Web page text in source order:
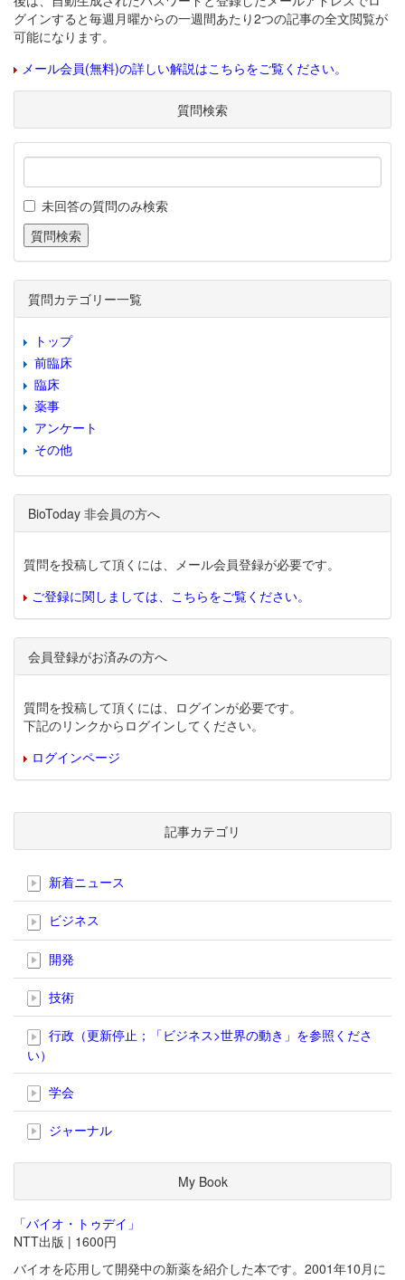
グインすると毎週月曜からの一週間あたり2つの記事の全文閲覧が
可能になります。
メール会員(無料)の詳しい解説はこちらをご覧ください。
質問検索
未回答の質問のみ検索
質問カテゴリー一覧
トップ
前臨床
臨床
薬事
アンケート
その他
BioToday 非会員の方へ
質問を投稿して頂くには、メール会員登録が必要です。
ご登録に関しましては、こちらをご覧ください。
会員登録がお済みの方へ
質問を投稿して頂くには、ログインが必要です。
下記のリンクからログインしてください。
ログインページ
記事カテゴリ
新着ニュース
ビジネス
開発
技術
行政（更新停止；「ビジネス>世界の動き」を参照くださ
い）
学会
ジャーナル
My Book
「バイオ・トゥデイ」
NTT出版 | 1600円
バイオを応用して開発中の新薬を紹介した本です。2001年10月に